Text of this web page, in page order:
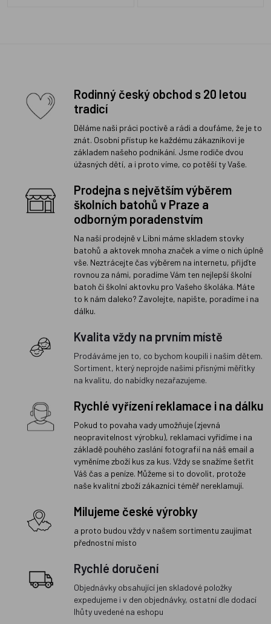
Rodinný český obchod s 20 letou
tradicí
Děláme naši práci poctivě a rádi a doufáme, že je to
znát. Osobní přístup ke každému zákazníkovi je
základem našeho podnikání. Jsme rodiče dvou
úžasných dětí, a i proto víme, co potěší ty Vaše.
Prodejna s největším výběrem
školních batohů v Praze a
odborným poradenstvím
Na naší prodejně v Libni máme skladem stovky
batohů a aktovek mnoha značek a víme o nich úplně
vše. Neztrácejte čas výběrem na internetu, přijďte
rovnou za námi, poradíme Vám ten nejlepší školní
batoh či školní aktovku pro Vašeho školáka. Máte
to k nám daleko? Zavolejte, napište, poradíme i na
dálku.
Kvalita vždy na prvním místě
Prodáváme jen to, co bychom koupili i našim dětem.
Sortiment, který neprojde našimi přísnými měřítky
na kvalitu, do nabídky nezařazujeme.
Rychlé vyřízení reklamace i na dálku
Pokud to povaha vady umožňuje (zjevná
neopravitelnost výrobku), reklamaci vyřídíme i na
základě pouhého zaslání fotografií na náš email a
vyměníme zboží kus za kus. Vždy se snažíme šetřit
Váš čas a peníze. Můžeme si to dovolit, protože
naše kvalitní zboží zákazníci téměř nereklamují.
Milujeme české výrobky
a proto budou vždy v našem sortimentu zaujímat
přednostní místo
Rychlé doručení
Objednávky obsahující jen skladové položky
expedujeme i v den objednávky, ostatní dle dodací
lhůty uvedené na eshopu